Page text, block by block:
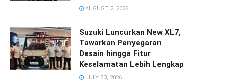
AUGUST 2, 2026
Suzuki Luncurkan New XL7,
Tawarkan Penyegaran
Desain hingga Fitur
Keselamatan Lebih Lengkap
JULY 30, 2026